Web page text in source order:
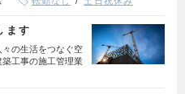
ます
々の生活をつなぐ空
工事の施工管理業